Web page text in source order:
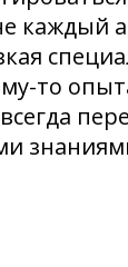
каждый
то